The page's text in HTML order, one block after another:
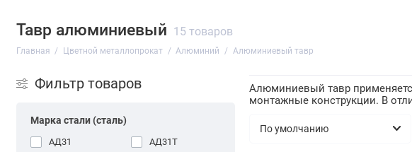
Тавр алюминиевый 15 товаров
Главная Цветной металлопрокат Алюминий Алюминиевый тавр
Фильтр товаров
Марка стали (сталь)
АД31 АД31Т
Алюминиевый тавр
монтажные конструкции. В